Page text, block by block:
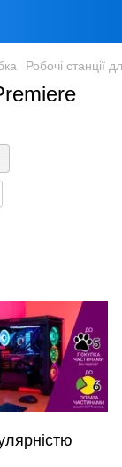
Робочі станції